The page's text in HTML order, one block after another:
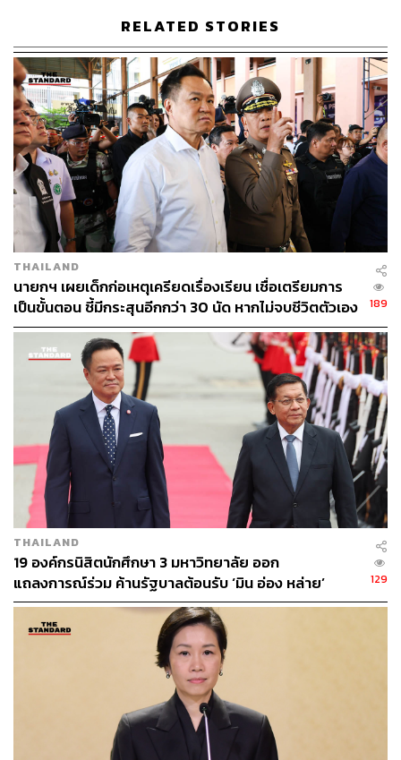
เดียว ก็จะหาว่า ครม.ไม่ให้ความสำคัญกับรัฐสภา เพราะ
ครม.รู้อยู่แล้วว่าหากส่งคำถามของรัฐสภาไป ก็จะขัดต่อคำ
วินิจฉัยของศาลรัฐธรรมนูญ และกฎหมายประชามติ
เมื่อผู้สื่อข่าวถามว่า ขยายความได้หรือไม่ว่าทำไมคำถาม
ของรัฐสภา ถึงขัดคำวินิจฉัยของศาลรัฐธรรมนูญและ
กฎหมายประชามติ บวรศักดิ์ กล่าวว่า คำถามของรัฐสภาเป็น
คำถามของชูศักดิ์ ศิรินิล อดีต สส.บัญชีรายชื่อ พรรคเพื่อไทย
ว่า “เห็นด้วยหรือไม่กับการทำรัฐธรรมนูญฉบับใหม่” แต่คำ
วินิจฉัยของศาลรัฐธรรมนูญใช้คำว่า “เห็นชอบว่าสมควรจะมี
รัฐธรรมนูญฉบับใหม่หรือไม่“ และคำตามกฎหมายประชามติ
มาตรา 11 และมาตรา 16 ก็ใช้คำว่าเห็นชอบหรือไม่เห็นชอบ
“แต่ก็น่าเห็นใจรัฐสภา ไปโทษรัฐสภาก็ไม่ได้ เพราะวันนั้นพูด
เรื่องแก้รัฐธรรมนูญ และอภิปรายก็ถึงดึก และเมื่อญัตติเกี่ยว
กับคำถามประชามติเสนอขึ้นมา ก็เลยเลือกคำถามของชูศักดิ์
วันนั้น ถ้าเลือกคำถามของพรรคภูมิใจไทย ที่เสนอโดยอนุทิน
ชาญวีรกูล ก็จะไม่มีปัญหาอะไรเลย และ ครม. ก็ไม่ต้องส่ง
คำถามไปประกบ เพราะคำถามที่นายกฯ เซ็นไป คือใช้คำว่า
เห็นชอบให้มีรัฐธรรมนูญฉบับใหม่หรือไม่” บวรศักดิ์ กล่าว
นอกจากนี้ คำถามของรัฐสภายังมีปัญหา เมื่อไปดูกฎหมาย
ประชามติมาตรา 11 วรรคหนึ่งบอกว่าให้ประธานรัฐสภา ส่ง
คำถามของแต่ละสภา แปลว่า อาจจะต้องมีการประชุมแยก
กันระหว่างสภาผู้แทนราษฎรและวุฒิสภา และคำถามที่
รัฐสภาส่งมา ไม่ใช่คำถามของแต่ละสภา ซึ่งก่อนหน้านี้
ภราดร ปริศนานันทกุล รัฐมนตรีประจำสำนักนายกรัฐมนตรี
เคยอภิปรายในสภาว่า คำถามของรัฐสภาจะมีปัญหา เพราะ
ต้องเป็นคำถามของแต่ละสภา เมื่อมีปัญหาหลายเรื่อง ทั้งตัว
คำถามและตัวมติ แต่ที่ส่งคำถามไป ก็เพื่อให้เกียรติรัฐสภา ซึ่ง
สำนักเลขาธิการคณะรัฐมนตรี (สลค.) ก็มีความเห็นตาม
บวรศักดิ์ กล่าวอีกว่า ในการประชุม ครม.วันนี้ก็จะเร็วมาก ไม่
RELATED STORIES
THAILAND
นายกฯ เผยเด็กก่อเหตุเครียดเรื่องเรียน เชื่อเตรียมการ
เป็นขั้นตอน ชี้มีกระสุนอีกกว่า 30 นัด หากไม่จบชีวิตตัวเอง
อาจสูญเสียเพิ่ม
189
THAILAND
19 องค์กรนิสิตนักศึกษา 3 มหาวิทยาลัย ออก
แถลงการณ์ร่วม ค้านรัฐบาลต้อนรับ ‘มิน อ่อง หล่าย’
129